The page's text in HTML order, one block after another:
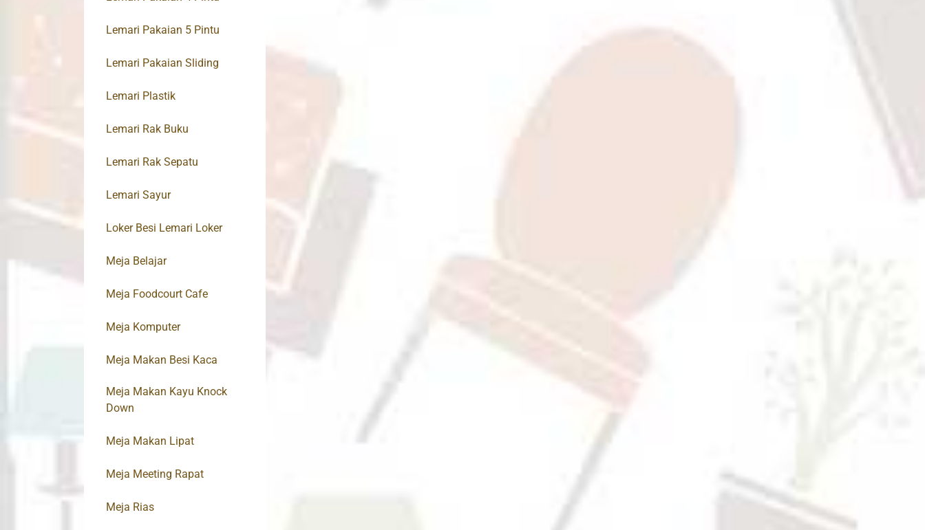
Lemari Pakaian 5 Pintu
Lemari Pakaian Sliding
Lemari Plastik
Lemari Rak Buku
Lemari Rak Sepatu
Lemari Sayur
Loker Besi Lemari Loker
Meja Belajar
Meja Foodcourt Cafe
Meja Komputer
Meja Makan Besi Kaca
Meja Makan Kayu Knock
Down
Meja Makan Lipat
Meja Meeting Rapat
Meja Rias